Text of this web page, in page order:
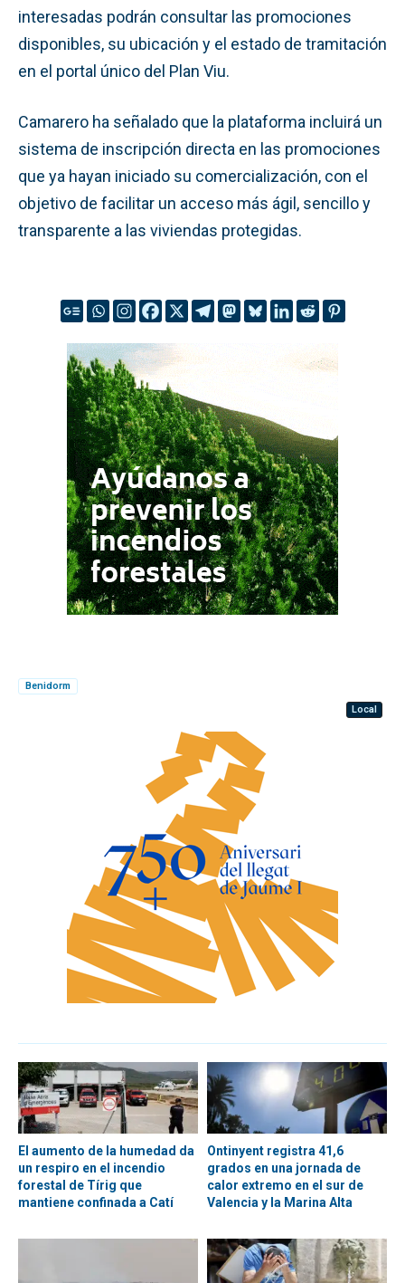
interesadas podrán consultar las promociones
disponibles, su ubicación y el estado de tramitación
en el portal único del Plan Viu.
Camarero ha señalado que la plataforma incluirá un
sistema de inscripción directa en las promociones
que ya hayan iniciado su comercialización, con el
objetivo de facilitar un acceso más ágil, sencillo y
transparente a las viviendas protegidas.
Benidorm
Local
El aumento de la humedad da
un respiro en el incendio
forestal de Tírig que
mantiene confinada a Catí
Ontinyent registra 41,6
grados en una jornada de
calor extremo en el sur de
Valencia y la Marina Alta